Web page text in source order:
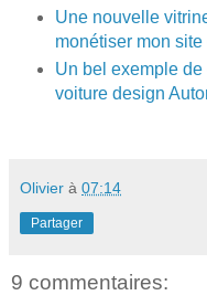
Une nouvelle
monétiser mon
Un bel exemple
voiture design
Olivier à 07:14
Partager
9 commentaires: